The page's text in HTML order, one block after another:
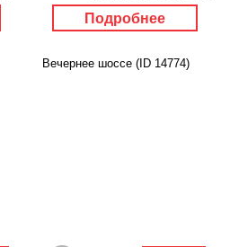
Подробнее
Вечернее шоссе (ID 14774)